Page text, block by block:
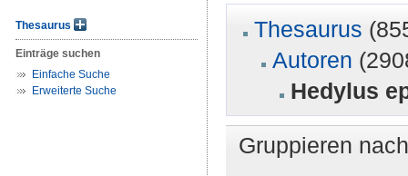
Thesaurus
Einträge suchen
Einfache Suche
Erweiterte Suche
Thesaurus
Autoren
Hedylus
Gruppieren